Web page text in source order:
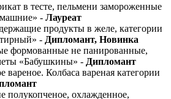
в тесте, пельмени замороженные
- Лауреат
продукты в желе, категории
- Дипломант, Новинка
формованные не панированные,
«Бабушкины» - Дипломант
вареное. Колбаса вареная категории
полукопченое, охлажденное,